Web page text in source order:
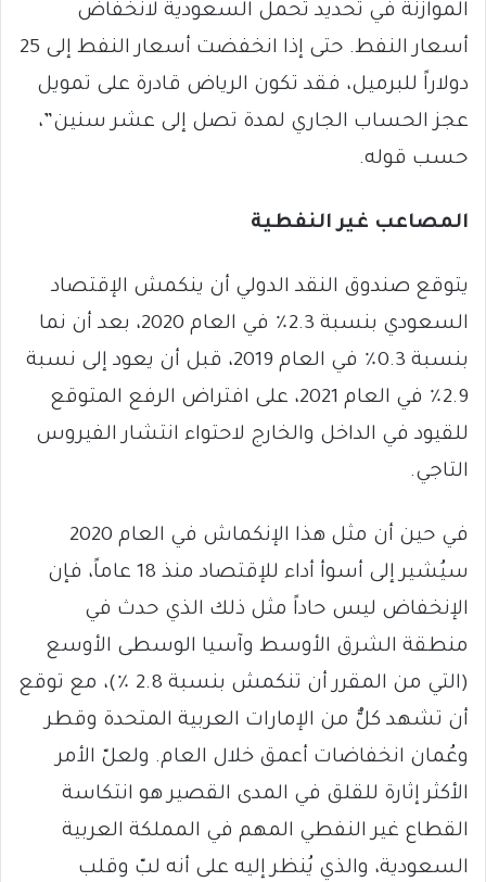
الموازنة في تحديد تحمل السعودية لانخفاض
أسعار النفط. حتى إذا انخفضت أسعار النفط إلى 25
دولاراً للبرميل، فقد تكون الرياض قادرة على تمويل
عجز الحساب الجاري لمدة تصل إلى عشر سنين”،
حسب قوله.
المصاعب غير النفطية
يتوقع صندوق النقد الدولي أن ينكمش الإقتصاد
السعودي بنسبة 2.3٪ في العام 2020، بعد أن نما
بنسبة 0.3٪ في العام 2019، قبل أن يعود إلى نسبة
2.9٪ في العام 2021، على افتراض الرفع المتوقع
للقيود في الداخل والخارج لاحتواء انتشار الفيروس
التاجي.
في حين أن مثل هذا الإنكماش في العام 2020
سيُشير إلى أسوأ أداء للإقتصاد منذ 18 عاماً، فإن
الإنخفاض ليس حاداً مثل ذلك الذي حدث في
منطقة الشرق الأوسط وآسيا الوسطى الأوسع
(التي من المقرر أن تنكمش بنسبة 2.8 ٪)، مع توقع
أن تشهد كلٌّ من الإمارات العربية المتحدة وقطر
وعُمان انخفاضات أعمق خلال العام. ولعلّ الأمر
الأكثر إثارة للقلق في المدى القصير هو انتكاسة
القطاع غير النفطي المهم في المملكة العربية
السعودية، والذي يُنظر إليه على أنه لبّ وقلب